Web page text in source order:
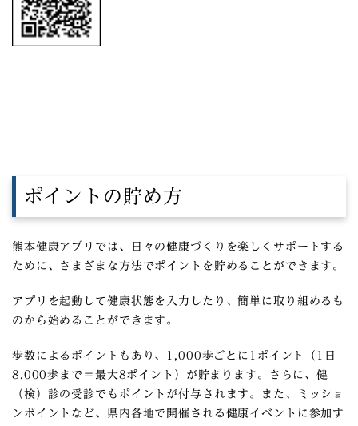
ポイントの貯め方
熊本健康アプリでは、日々の健康づくりを楽しくサポートする
ために、さまざまな方法でポイントを貯めることができます。
アプリを起動して健康状態を入力したり、簡単に取り組めるも
のから始めることができます。
歩数によるポイントもあり、1,000歩ごとに1ポイント（1日
8,000歩まで＝最大8ポイント）が貯まります。さらに、健
（検）診の受診でもポイントが付与されます。また、ミッショ
ンポイントなど、県内各地で開催される健康イベントに参加す